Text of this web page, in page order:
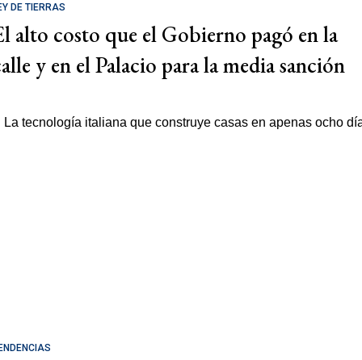
DE TIERRAS
alto costo que el Gobierno pagó en la
y en el Palacio para la media sanción